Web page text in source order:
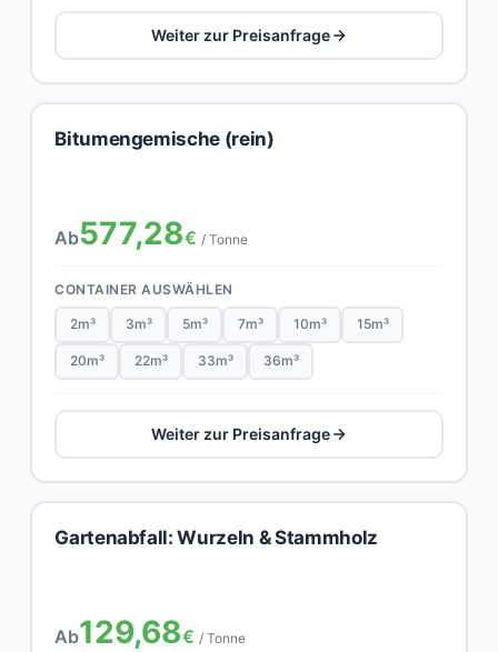
Weiter zur Preisanfrage
Bitumengemische (rein)
Ab577,28€ / Tonne
CONTAINER AUSWÄHLEN
2m³ 3m³ 5m³ 7m³ 10m³ 15m³
20m³ 22m³ 33m³ 36m³
Weiter zur Preisanfrage
Gartenabfall: Wurzeln & Stammholz
Ab129,68€ / Tonne